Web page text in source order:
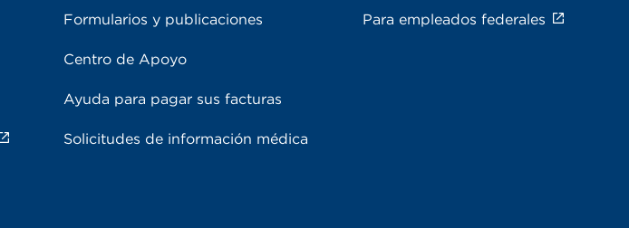
Formularios y publicaciones
Centro de Apoyo
Ayuda para pagar sus facturas
Solicitudes de información médica
Para empleados federales